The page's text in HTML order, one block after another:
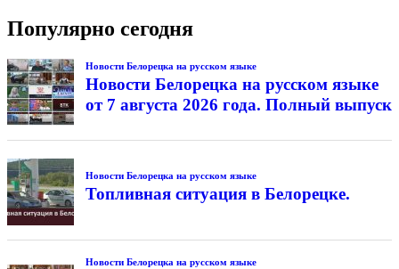
Популярно сегодня
Новости Белорецка на русском языке
Новости Белорецка на русском языке
от 7 августа 2026 года. Полный выпуск
Новости Белорецка на русском языке
Топливная ситуация в Белорецке.
Новости Белорецка на русском языке